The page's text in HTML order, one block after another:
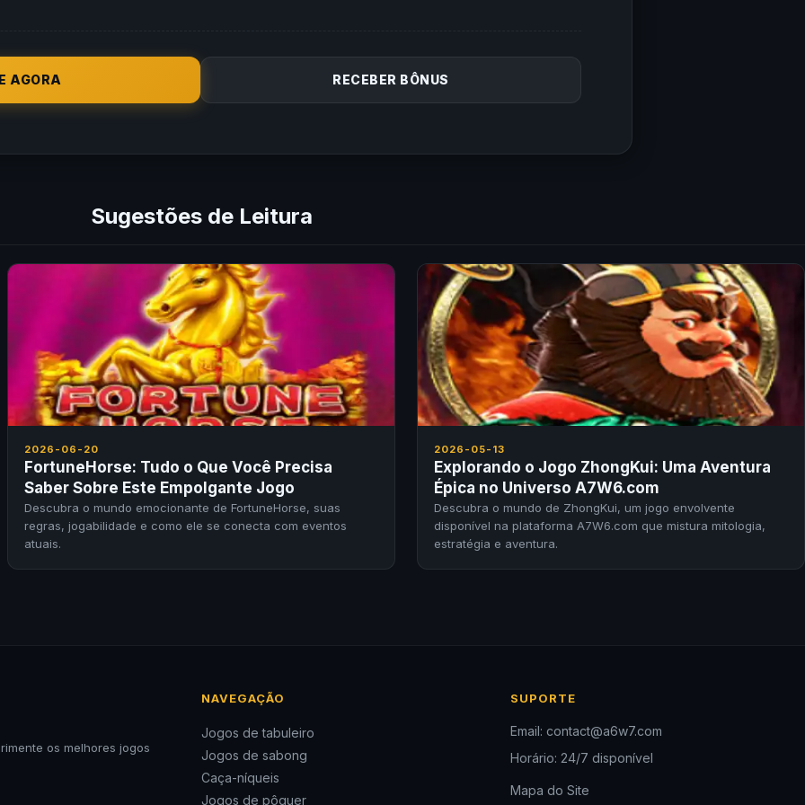
AGORA RECEBER BÔNUS
Sugestões de Leitura
2026-06-20
FortuneHorse: Tudo o Que Você Precisa
Saber Sobre Este Empolgante Jogo
Descubra o mundo emocionante de FortuneHorse, suas
regras, jogabilidade e como ele se conecta com eventos
atuais.
2026-05-13
Explorando o Jogo ZhongKui: Uma Aventura
Épica no Universo A7W6.com
Descubra o mundo de ZhongKui, um jogo envolvente
disponível na plataforma A7W6.com que mistura mitologia,
estratégia e aventura.
os melhores jogos
NAVEGAÇÃO
Jogos de tabuleiro
Jogos de sabong
Caça-níqueis
Jogos de pôquer
SUPORTE
Email: contact@a6w7.com
Horário: 24/7 disponível
Mapa do Site